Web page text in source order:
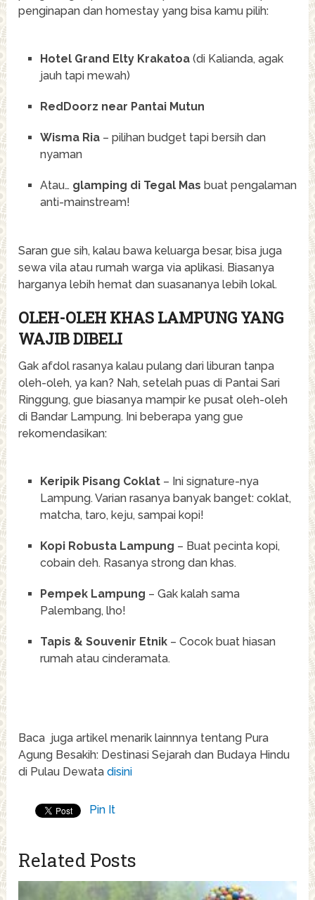
penginapan dan homestay yang bisa kamu pilih:
Hotel Grand Elty Krakatoa(di Kalianda, agak
jauh tapi mewah)
RedDoorz near Pantai Mutun
Wisma Ria– pilihan budget tapi bersih dan
nyaman
Atau… glamping di Tegal Mas buat pengalaman
anti-mainstream!
Saran gue sih, kalau bawa keluarga besar, bisa juga
sewa vila atau rumah warga via aplikasi. Biasanya
harganya lebih hemat dan suasananya lebih lokal.
OLEH-OLEH KHAS LAMPUNG YANG
WAJIB DIBELI
Gak afdol rasanya kalau pulang dari liburan tanpa
oleh-oleh, ya kan? Nah, setelah puas di Pantai Sari
Ringgung, gue biasanya mampir ke pusat oleh-oleh
di Bandar Lampung. Ini beberapa yang gue
rekomendasikan:
Keripik Pisang Coklat– Ini signature-nya
Lampung. Varian rasanya banyak banget: coklat,
matcha, taro, keju, sampai kopi!
Kopi Robusta Lampung – Buat pecinta kopi,
cobain deh. Rasanya strong dan khas.
Pempek Lampung – Gak kalah sama
Palembang, lho!
Tapis & Souvenir Etnik– Cocok buat hiasan
rumah atau cinderamata.
Baca juga artikel menarik lainnnya tentang Pura
Agung Besakih: Destinasi Sejarah dan Budaya Hindu
di Pulau Dewatadisini
Pin It
Related Posts